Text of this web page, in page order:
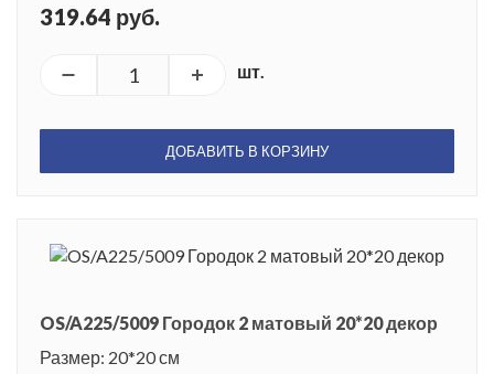
319.64 руб.
шт.
ДОБАВИТЬ В КОРЗИНУ
OS/A225/5009 Городок 2 матовый 20*20 декор
Размер: 20*20 см